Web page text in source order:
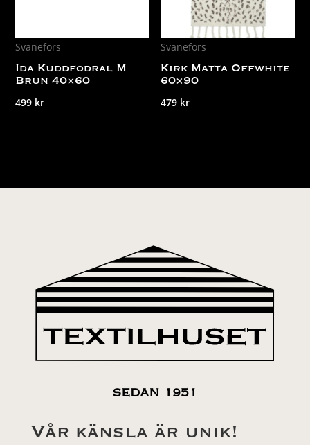
Svanefors
Ida Kuddfodral M
Brun 40×60
499 kr
Svanefors
Kirk Matta Offwhite
60×90
479 kr
SEDAN 1951
Vår känsla är unik!